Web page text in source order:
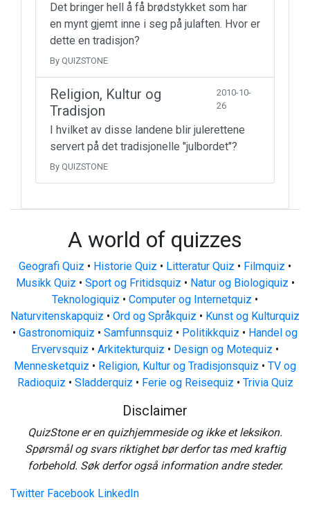
Det bringer hell å få brødstykket som har
en mynt gjemt inne i seg på julaften. Hvor er
dette en tradisjon?
By QUIZSTONE
Religion, Kultur og
Tradisjon
2010-10-
26
I hvilket av disse landene blir julerettene
servert på det tradisjonelle "julbordet"?
By QUIZSTONE
A world of quizzes
Geografi Quiz • Historie Quiz • Litteratur Quiz • Filmquiz •
Musikk Quiz • Sport og Fritidsquiz • Natur og Biologiquiz •
Teknologiquiz • Computer og Internetquiz •
Naturvitenskapquiz • Ord og Språkquiz • Kunst og Kulturquiz
• Gastronomiquiz • Samfunnsquiz • Politikkquiz • Handel og
Ervervsquiz • Arkitekturquiz • Design og Motequiz •
Mennesketquiz • Religion, Kultur og Tradisjonsquiz • TV og
Radioquiz • Sladderquiz • Ferie og Reisequiz • Trivia Quiz
Disclaimer
QuizStone er en quizhjemmeside og ikke et leksikon.
Spørsmål og svars riktighet bør derfor tas med kraftig
forbehold. Søk derfor også information andre steder.
Twitter Facebook LinkedIn